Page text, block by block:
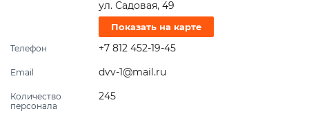
ул. Садовая, 49
Показать на карте
Телефон +7 812 452-19-45
Email dvv-1@mail.ru
Количество
персонала
245